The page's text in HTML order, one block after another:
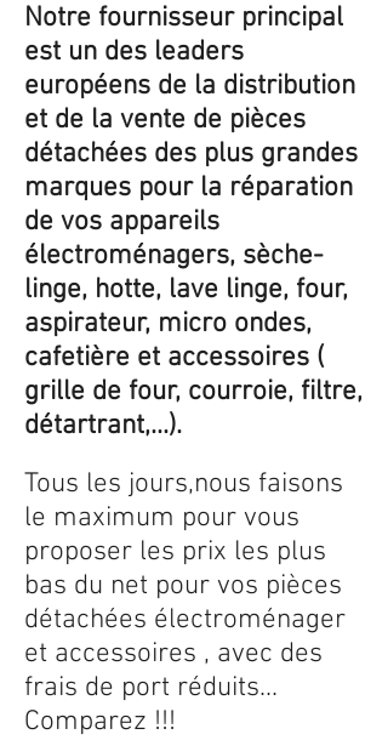
Notre fournisseur principal
est un des leaders
européens de la distribution
et de la vente de pièces
détachées des plus grandes
marques pour la réparation
de vos appareils
électroménagers, sèche-
linge, hotte, lave linge, four,
aspirateur, micro ondes,
cafetière et accessoires (
grille de four, courroie, filtre,
détartrant,...).
Tous les jours,nous faisons
le maximum pour vous
proposer les prix les plus
bas du net pour vos pièces
détachées électroménager
et accessoires , avec des
frais de port réduits...
Comparez !!!